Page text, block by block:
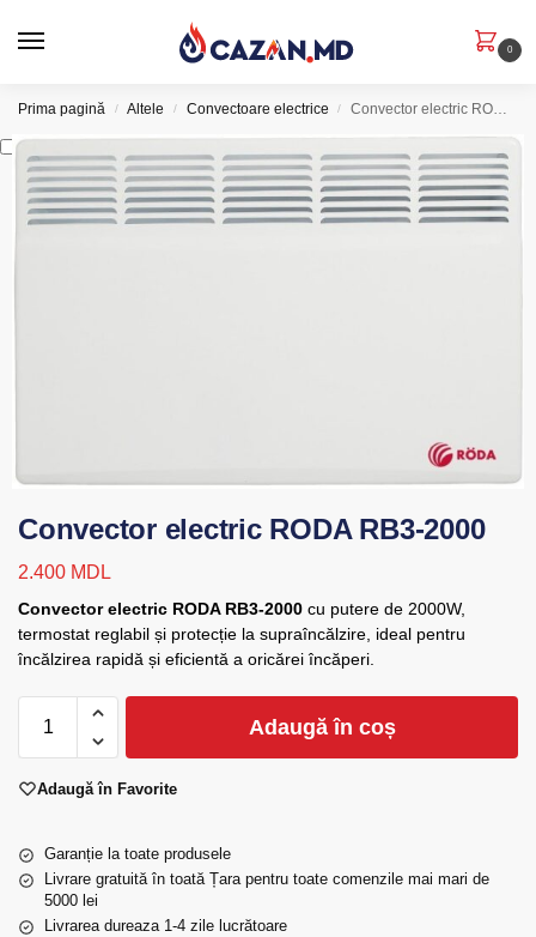
0
Prima pagină / Altele / Convectoare electrice / Convector electric RODA RB3-2000
Convector electric RODA RB3-2000
2.400 MDL
Convector electric RODA RB3-2000 cu putere de 2000W,
termostat reglabil și protecție la supraîncălzire, ideal pentru
încălzirea rapidă și eficientă a oricărei încăperi.
Adaugă în coș
Adaugă în Favorite
Garanție la toate produsele
Livrare gratuită în toată Țara pentru toate comenzile mai mari de
5000 lei
Livrarea dureaza 1-4 zile lucrătoare